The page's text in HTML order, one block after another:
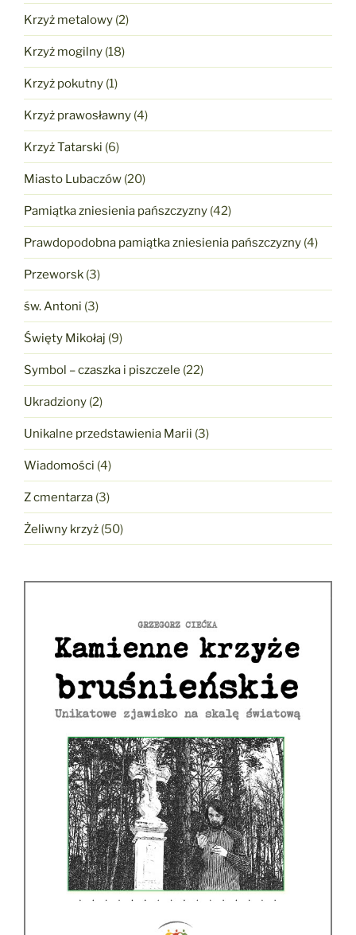
Krzyż metalowy (2)
Krzyż mogilny (18)
Krzyż pokutny (1)
Krzyż prawosławny (4)
Krzyż Tatarski (6)
Miasto Lubaczów (20)
Pamiątka zniesienia pańszczyzny (42)
Prawdopodobna pamiątka zniesienia pańszczyzny (4)
Przeworsk (3)
św. Antoni (3)
Święty Mikołaj (9)
Symbol – czaszka i piszczele (22)
Ukradziony (2)
Unikalne przedstawienia Marii (3)
Wiadomości (4)
Z cmentarza (3)
Żeliwny krzyż (50)